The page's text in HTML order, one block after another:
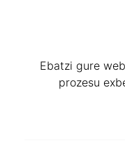
Ebatzi gure
prozesu